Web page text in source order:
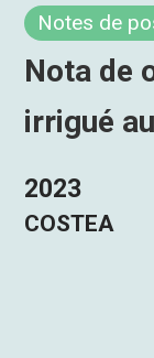
Notes de
Nota de
irrigué
2023
COSTEA